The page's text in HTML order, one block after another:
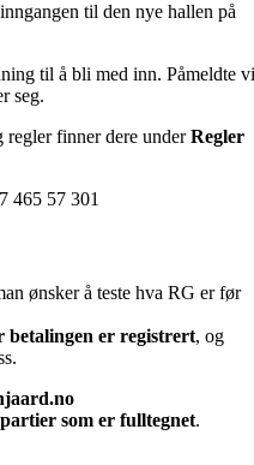
til den nye hallen på
til å bli med inn. Påmeldte
seg.
finner dere underRegler
465 57 301
ønsker å teste hva RG er før
betalingen er registrert, og
som er fulltegnet.